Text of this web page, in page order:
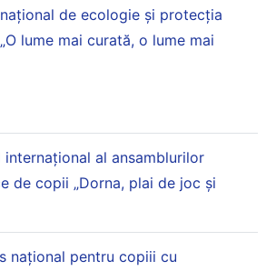
de ecologie și protecția
lume mai curată, o lume mai
internaţional al ansamblurilor
de copii „Dorna, plai de joc şi
național pentru copiii cu